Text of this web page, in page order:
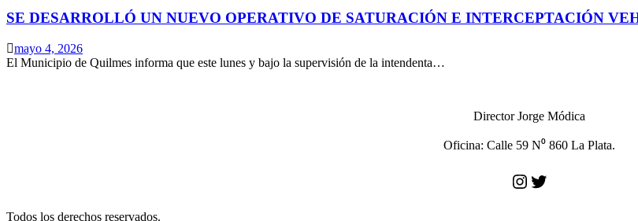
SE DESARROLLÓ UN NUEVO OPERATIVO DE SATURACIÓN E INTERCEPTACIÓN
mayo 4, 2026
El Municipio de Quilmes informa que este lunes y bajo la supervisión de la intendenta…
Director Jorge Módica
Oficina: Calle 59 N⁰ 860 La Plata.
Instagram
Twitter
Todos los derechos reservados.